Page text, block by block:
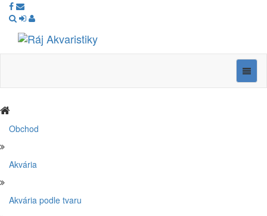
Ráj
Obchod
Akvária
Akvária podle tvaru